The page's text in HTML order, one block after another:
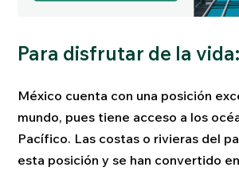
Para disfrutar de la vida:
México cuenta con una posición
mundo, pues tiene acceso a los
Pacífico. Las costas o rivieras del
esta posición y se han convertido